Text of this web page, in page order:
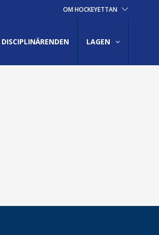
OM HOCKEYETTAN
DISCIPLINÄRENDEN LAGEN